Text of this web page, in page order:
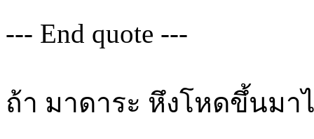
--- End quote ---
ถ้า มาดาระ หึงโหดขึ้นม